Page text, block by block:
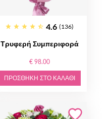
4.6 (136)
Τρυφερή Συμπεριφορά
€ 98.00
ΠΡΟΣΘΉΚΗ ΣΤΟ ΚΑΛΆΘΙ